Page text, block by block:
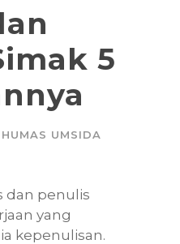
5
HUMAS UMSIDA
dan penulis
yang
kepenulisan.